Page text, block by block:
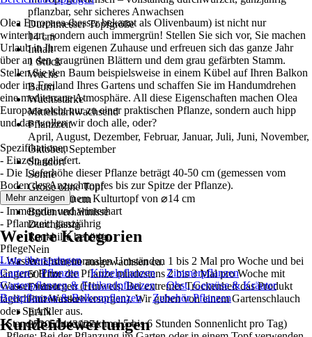
pflanzbar, sehr sicheres Anwachsen
Durchmesser Topfgröße
14 cm
Inhalt
1 Stück
Wuchs
Baum
Wuchsstärke
Mittelstarkwachsend
Pflanzzeit
April, August, Dezember, Februar, Januar, Juli, Juni, November,
Oktober, September
Standort
Sonne
Größe ohne Topf
40 cm - 50 cm
Bodenverhältnisse
Durchlässig
Rankhilfe benötigt
Nein
Wuchsbreite ausgewachsen ca.
500 cm
Einheit
Einzelartikel
EAN
8720574430271
Olea Europaea (besser bekannt als Olivenbaum) ist nicht nur
winterhart, sondern auch immergrün! Stellen Sie sich vor, Sie machen
Urlaub in Ihrem eigenen Zuhause und erfreuen sich das ganze Jahr
über an den graugrünen Blättern und dem grau gefärbten Stamm.
Stellen Sie den Baum beispielsweise in einem Kübel auf Ihren Balkon
oder ins Freiland Ihres Gartens und schaffen Sie im Handumdrehen
eine mediterrane Atmosphäre. All diese Eigenschaften machen Olea
Europaea nicht nur zu einer praktischen Pflanze, sondern auch hipp
und das wollen wir doch alle, oder?
Spezifikationen
- Einzeln geliefert.
- Die Lieferhöhe dieser Pflanze beträgt 40-50 cm (gemessen vom
Boden des Anzuchttopfes bis zur Spitze der Pflanze).
- Lieferung in einem Kulturtopf von ⌀14 cm
- Immergrün und winterhart
- Pflanzzeit: ganzjährig
Pflege
- Wasser: Unter normalen Umständen 1 bis 2 Mal pro Woche und bei
längerer Hitze die Pflanze mindestens 2 bis 3 Mal pro Woche mit
Wasser versorgen (Hinweis: Bei extremer Trockenheit das Produkt
täglich mit Wasser versorgen). Wir gehen von einem Gartenschlauch
oder Sprinkler aus.
- Standort: Sonne (maximal 5 bis 6 Stunden Sonnenlicht pro Tag)
Mehr anzeigen
Weitere Kategorien
Liste überspringen
Garten
Pflanzen Kübelpflanzen
Zimmerpflanzen
Gartenpflanzen & Freilandpflanzen
Obst, Gemüse & Kräuter
Beetpflanzen & Balkonpflanzen
Zubehör Pflanzen
Kundenbewertungen